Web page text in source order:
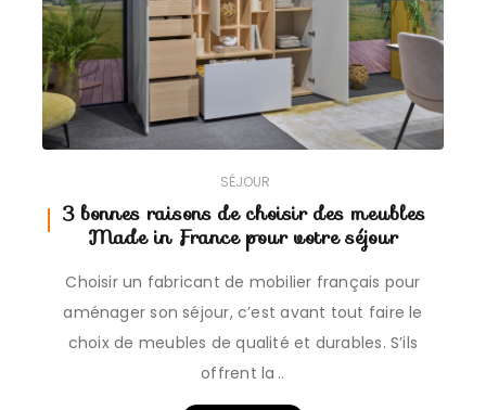
SÉJOUR
3 bonnes raisons de choisir des meubles
Made in France pour votre séjour
Choisir un fabricant de mobilier français pour
aménager son séjour, c’est avant tout faire le
choix de meubles de qualité et durables. S’ils
offrent la…